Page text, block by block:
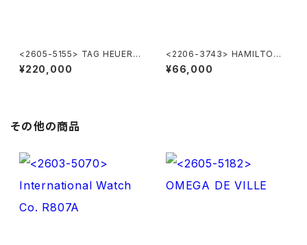
<2605-5155> TAG HEUER 2
000 Chronograph
¥220,000
<2206-3743> HAMILTON
Khaki
¥66,000
その他の商品